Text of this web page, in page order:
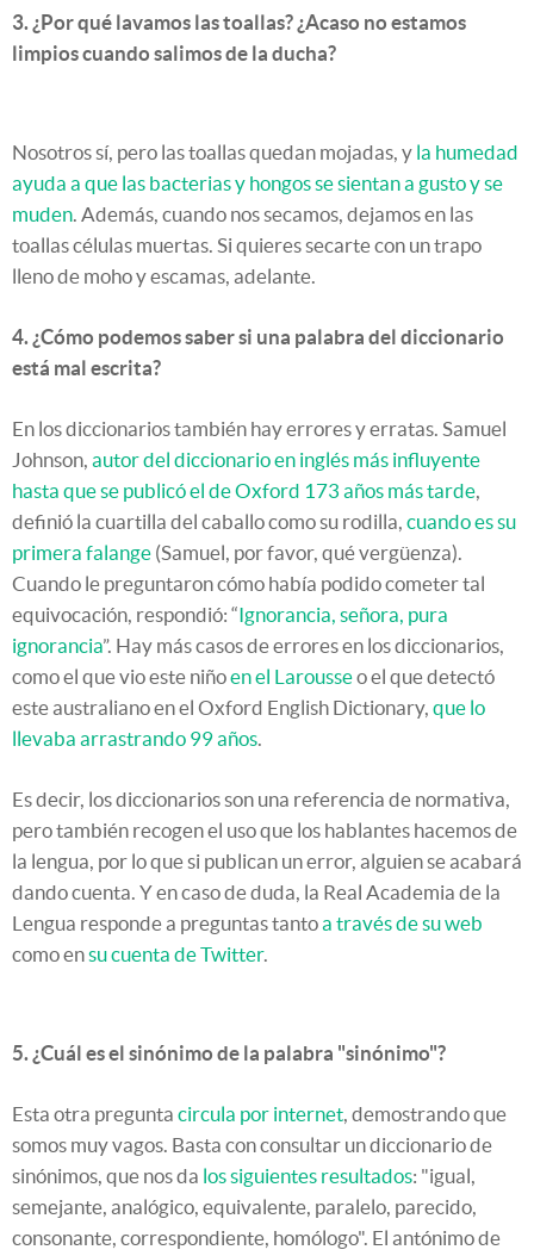
3. ¿Por qué lavamos las toallas? ¿Acaso no estamos
limpios cuando salimos de la ducha?
Nosotros sí, pero las toallas quedan mojadas, y la humedad
ayuda a que las bacterias y hongos se sientan a gusto y se
muden. Además, cuando nos secamos, dejamos en las
toallas células muertas. Si quieres secarte con un trapo
lleno de moho y escamas, adelante.
4. ¿Cómo podemos saber si una palabra del diccionario
está mal escrita?
En los diccionarios también hay errores y erratas. Samuel
Johnson, autor del diccionario en inglés más influyente
hasta que se publicó el de Oxford 173 años más tarde,
definió la cuartilla del caballo como su rodilla, cuando es su
primera falange (Samuel, por favor, qué vergüenza).
Cuando le preguntaron cómo había podido cometer tal
equivocación, respondió: “Ignorancia, señora, pura
ignorancia”. Hay más casos de errores en los diccionarios,
como el que vio este niñoen el Larousseo el que detectó
este australiano en el Oxford English Dictionary, que lo
llevaba arrastrando 99 años.
Es decir, los diccionarios son una referencia de normativa,
pero también recogen el uso que los hablantes hacemos de
la lengua, por lo que si publican un error, alguien se acabará
dando cuenta. Y en caso de duda, la Real Academia de la
Lengua responde a preguntas tantoa través de su web
como ensu cuenta de Twitter.
5. ¿Cuál es el sinónimo de la palabra "sinónimo"?
Esta otra pregunta circula por internet, demostrando que
somos muy vagos. Basta con consultar un diccionario de
sinónimos, que nos da los siguientes resultados: "igual,
semejante, analógico, equivalente, paralelo, parecido,
consonante, correspondiente, homólogo". El antónimo de